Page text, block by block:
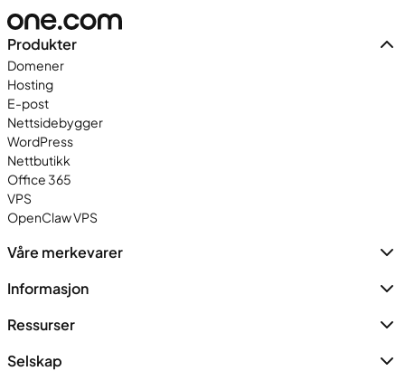
Produkter
Domener
Hosting
E-post
Nettsidebygger
WordPress
Nettbutikk
Office 365
VPS
OpenClaw VPS
Våre merkevarer
Informasjon
Ressurser
Selskap